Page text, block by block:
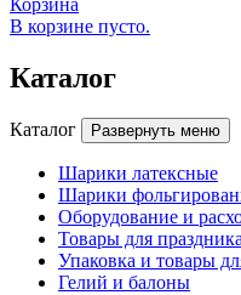
В корзине пусто.
Каталог
Каталог Развернуть меню
Шарики латексные
Шарики
Оборудование и
Товары для
Упаковка и товары
Гелий и балоны